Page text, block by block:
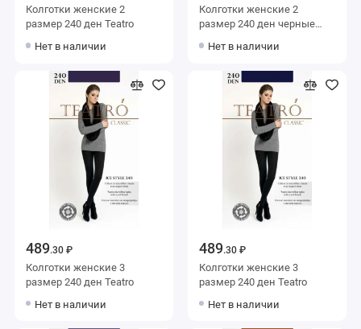
Колготки женские 2
размер 240 ден Teatro
Нет в наличии
Колготки женские 2
размер 240 ден черные
Нет в наличии
489.30 ₽
Колготки женские 3
размер 240 ден Teatro
Нет в наличии
489.30 ₽
Колготки женские 3
размер 240 ден Teatro
Нет в наличии